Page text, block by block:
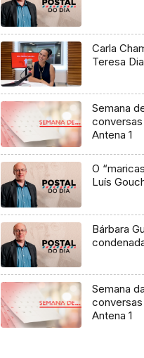
Carla
Teresa
Semana
Antena 1
O
Luís
Bárbara
Semana
Antena 1